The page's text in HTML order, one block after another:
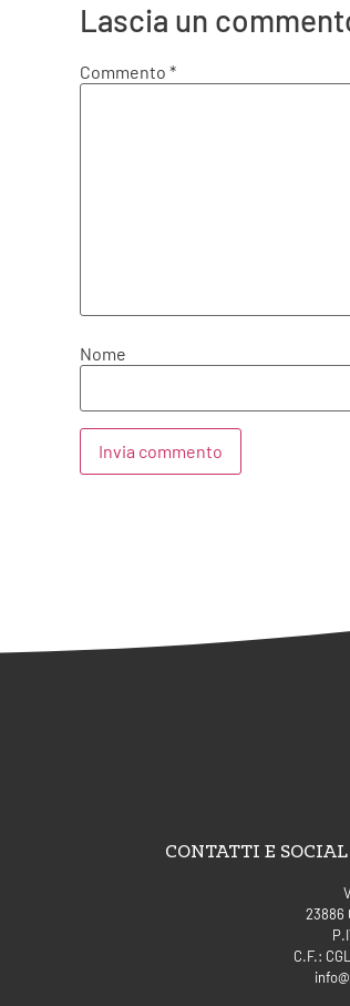
Lascia un
Commento *
Nome
CONTATTI E
23886
C.F.: